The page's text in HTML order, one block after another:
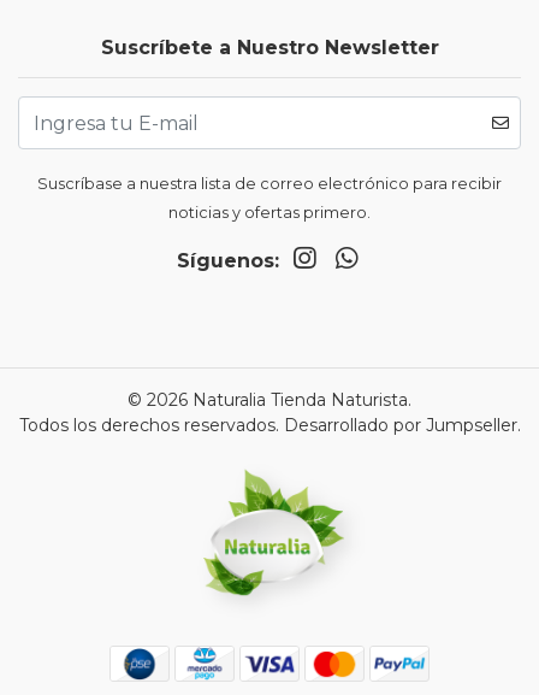
Suscríbete a Nuestro Newsletter
Suscríbase a nuestra lista de correo electrónico para recibir
noticias y ofertas primero.
Síguenos:
© 2026 Naturalia Tienda Naturista.
Todos los derechos reservados. Desarrollado por Jumpseller.